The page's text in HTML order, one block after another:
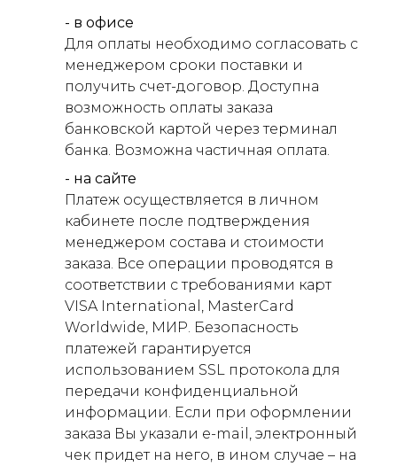
- в офисе
Для оплаты необходимо согласовать с
менеджером сроки поставки и
получить счет-договор. Доступна
возможность оплаты заказа
банковской картой через терминал
банка. Возможна частичная оплата.
- на сайте
Платеж осуществляется в личном
кабинете после подтверждения
менеджером состава и стоимости
заказа. Все операции проводятся в
соответствии с требованиями карт
VISA International, MasterCard
Worldwide, МИР. Безопасность
платежей гарантируется
использованием SSL протокола для
передачи конфиденциальной
информации. Если при оформлении
заказа Вы указали e-mail, электронный
чек придет на него, в ином случае – на